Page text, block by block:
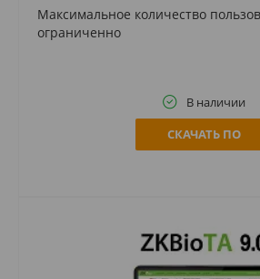
Максимальное количество
ограниченно
В наличии
СКАЧАТЬ ПО